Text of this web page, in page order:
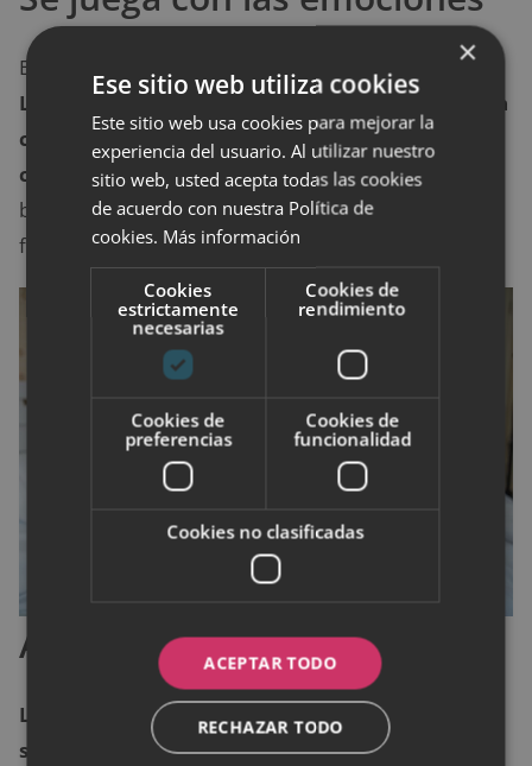
En esta situación la manipulación es la mejor arma.
Las personas tóxicas tienden a hacerse la víctima
constantemente para que la pareja se sienta
culpable.Es una especie de chantaje emocional que
busca responsabilizar a la pareja de los fracasos,
frustraciones, penas y problemas de uno mismo.
Agresiones físicas
La violencia física, sea del tipo que sea, jamás
será justificable.Cuando se llega a este punto lo
×
Ese sitio web utiliza cookies
Este sitio web usa cookies para mejorar la
experiencia del usuario. Al utilizar nuestro
sitio web, usted acepta todas las cookies
de acuerdo con nuestra Política de
cookies. Más información
Cookies
estrictamente
necesarias
Cookies de
rendimiento
Cookies de
preferencias
Cookies de
funcionalidad
Cookies no clasificadas
ACEPTAR TODO
RECHAZAR TODO